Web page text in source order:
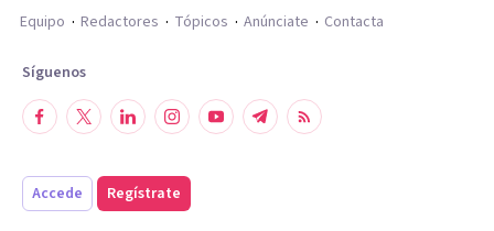
Equipo
Redactores Tópicos Anúnciate Contacta
Síguenos
Accede Regístrate